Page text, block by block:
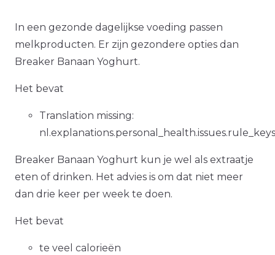
In een gezonde dagelijkse voeding passen
melkproducten. Er zijn gezondere opties dan
Breaker Banaan Yoghurt.
Het bevat
Translation missing:
Breaker Banaan Yoghurt kun je wel als extraatje
eten of drinken. Het advies is om dat niet meer
dan drie keer per week te doen.
Het bevat
te veel calorieën